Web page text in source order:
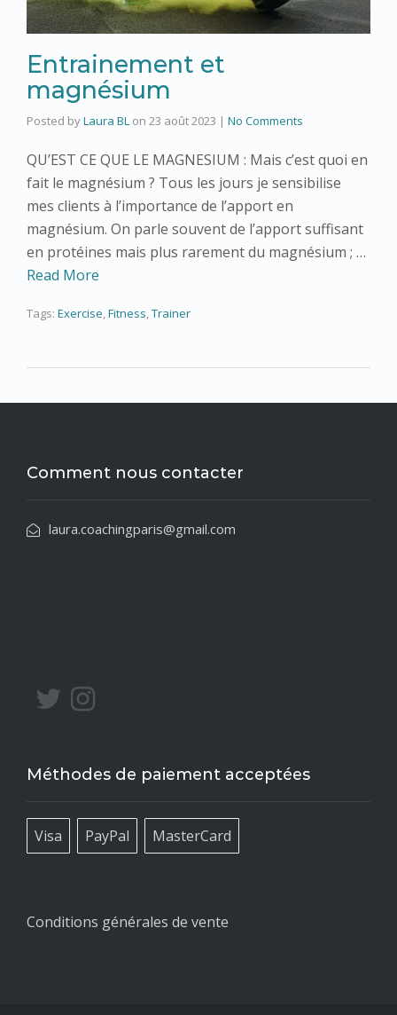
Entrainement et
magnésium
Posted byLaura BL on 23 août 2023 | No Comments
QU’EST CE QUE LE MAGNESIUM : Mais c’est quoi en
fait le magnésium ? Tous les jours je sensibilise
mes clients à l’importance de l’apport en
magnésium. On parle souvent de l’apport suffisant
en protéines mais plus rarement du magnésium ; …
Read More
Tags: Exercise,Fitness,Trainer
Comment nous contacter
laura.coachingparis@gmail.com
Méthodes de paiement acceptées
Visa PayPal MasterCard
Conditions générales de vente